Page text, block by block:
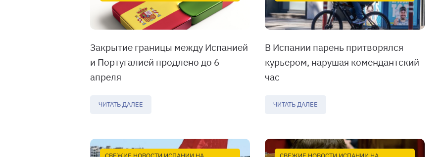
Закрытие границы между Испанией
и Португалией продлено до 6
апреля
ЧИТАТЬ ДАЛЕЕ
В Испании парень притворялся
курьером, нарушая комендантский
час
ЧИТАТЬ ДАЛЕЕ